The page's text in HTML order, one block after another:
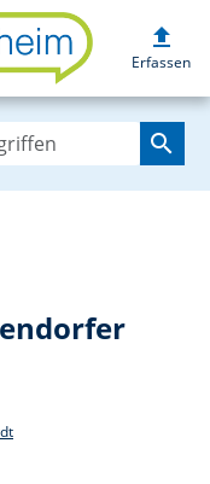
upload
Erfassen
search